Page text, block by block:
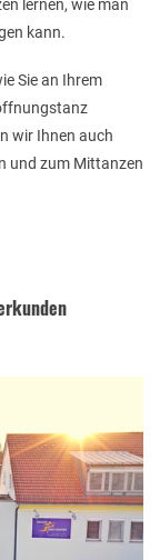
lernen, wie man
kann.
Sie an Ihrem
wir Ihnen auch
und zum Mittanzen